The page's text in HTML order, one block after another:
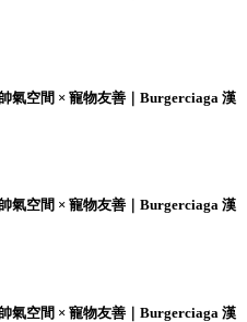
氣空間 × 寵物友善｜Burgerciaga 漢
氣空間 × 寵物友善｜Burgerciaga 漢
氣空間 × 寵物友善｜Burgerciaga 漢